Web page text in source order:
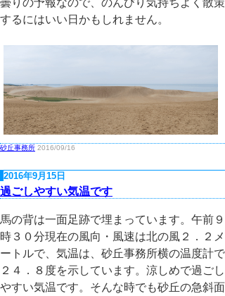
曇りの予報なので、のんびり気持ちよく散策
するにはいい日かもしれません。
砂丘事務所 2016/09/16
2016年9月15日
過ごしやすい気温です
馬の背は一面足跡で埋まっています。午前９
時３０分現在の風向・風速は北の風２．２メ
ートルで、気温は、砂丘事務所横の温度計で
２４．８度を示しています。涼しめで過ごし
やすい気温です。そんな時でも砂丘の急斜面